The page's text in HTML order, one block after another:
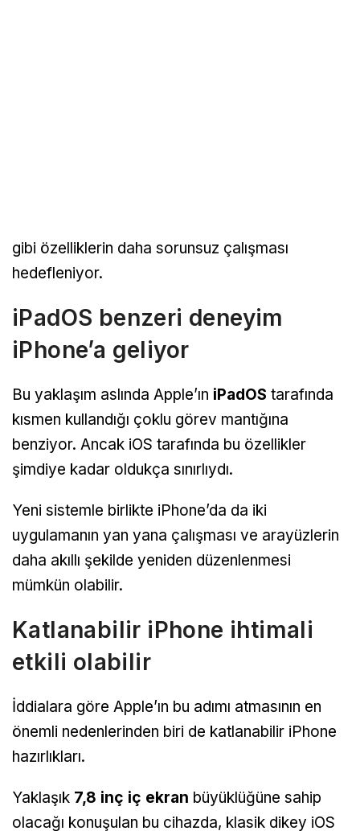
gibi özelliklerin daha sorunsuz çalışması
hedefleniyor.
iPadOS benzeri deneyim
iPhone’a geliyor
Bu yaklaşım aslında Apple’ın iPadOS tarafında
kısmen kullandığı çoklu görev mantığına
benziyor. Ancak iOS tarafında bu özellikler
şimdiye kadar oldukça sınırlıydı.
Yeni sistemle birlikte iPhone’da da iki
uygulamanın yan yana çalışması ve arayüzlerin
daha akıllı şekilde yeniden düzenlenmesi
mümkün olabilir.
Katlanabilir iPhone ihtimali
etkili olabilir
İddialara göre Apple’ın bu adımı atmasının en
önemli nedenlerinden biri de katlanabilir iPhone
hazırlıkları.
Yaklaşık 7,8 inç iç ekran büyüklüğüne sahip
olacağı konuşulan bu cihazda, klasik dikey iOS